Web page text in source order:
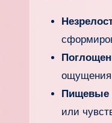
Пищевые
или